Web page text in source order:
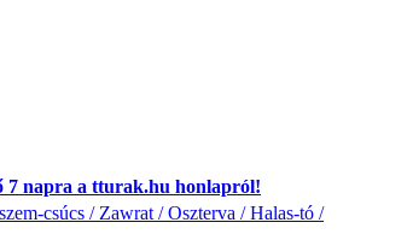
7 napra a tturak.hu honlapról!
csúcs / Zawrat / Oszterva / Halas-tó /